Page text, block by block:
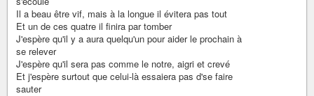
Il a beau être vif, mais à la longue il évitera pas tout
Et un de ces quatre il finira par tomber
J'espère qu'il y a aura quelqu'un pour aider le prochain à
se relever
J'espère qu'il sera pas comme le notre, aigri et crevé
Et j'espère surtout que celui-là essaiera pas d'se faire
sauter